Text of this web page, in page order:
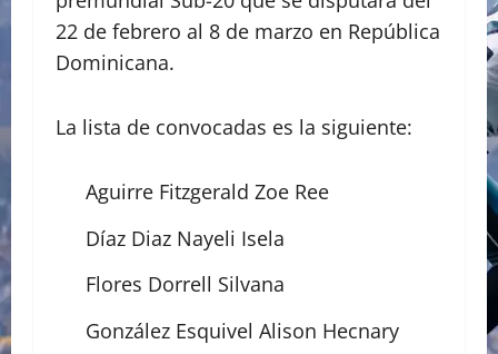
22 de febrero al 8 de marzo en República
Dominicana.
La lista de convocadas es la siguiente:
Aguirre Fitzgerald Zoe Ree
Díaz Diaz Nayeli Isela
Flores Dorrell Silvana
González Esquivel Alison Hecnary